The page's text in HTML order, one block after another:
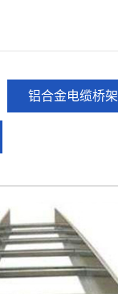
铝合金电缆桥架